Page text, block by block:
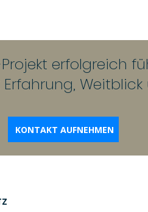
erfolgreich
KONTAKT AUFNEHMEN